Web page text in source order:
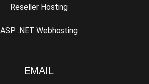
Reseller Hosting
ASP .NET Webhosting
EMAIL